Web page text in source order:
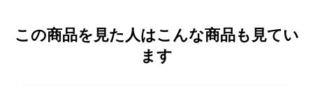
この商品を見た人はこんな商品も見てい
ます